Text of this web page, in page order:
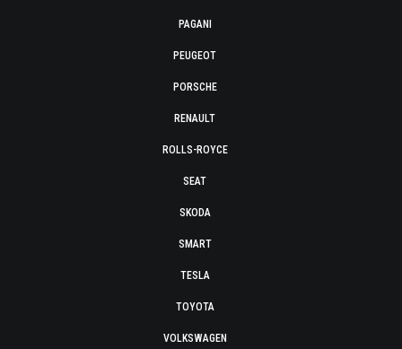
PAGANI
PEUGEOT
PORSCHE
RENAULT
ROLLS-ROYCE
SEAT
SKODA
SMART
TESLA
TOYOTA
VOLKSWAGEN